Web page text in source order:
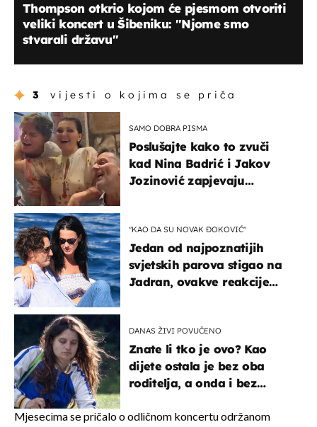
Thompson otkrio kojom će pjesmom otvoriti
veliki koncert u Šibeniku: ''Njome smo
stvarali državu''
3 vijesti o kojima se priča
SAMO DOBRA PISMA
Poslušajte kako to zvuči
kad Nina Badrić i Jakov
Jozinović zapjevaju
"KAO DA SU NOVAK ĐOKOVIĆ"
Jedan od najpoznatijih
svjetskih parova stigao na
Jadran, ovakve reakcije
DANAS ŽIVI POVUČENO
Znate li tko je ovo? Kao
dijete ostala je bez oba
roditelja, a onda i bez
naslijediti
Mjesecima se pričalo o odličnom koncertu održanom